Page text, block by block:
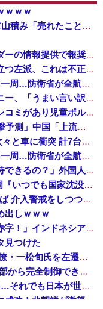
ｗｗｗ
中国、止められないEV製造 売れず在庫山積み「売れたこと」にして補助金を騙し取る事案を思いつきが横行
メキシコ最大級の麻薬カルテルのリーダーの情報提供で報奨金約39億円！
高市首相への賛同コメントの多さに苛立つ左派、これは不正工作に違いない！と確信してしまった結果……
中国とロシア海軍艦艇4隻が日本列島を一周…防衛省が全航路を公開！
辺野古の防犯カメラ画像を見た玉城デニー、「うまい言い訳が思いつかなかったからそれかよ」と有権者を呆れさせるコメントを……
小学校講師、とんでもない所からのタレコミがあり児童ポルノ禁止法違反で逮捕
中国「台風接近！」台風13号「三峡直撃予測」中国「上流大洪水！（三峡上流」中国都市「8/5の映像（動画」三峡ダム「緊急放流（決壊危機」中国「下流大水害（震え声」→
韓国人インフルエンサー(49)、日本で次々と車に衝突 計7台巻き込み 八王子
中国とロシア海軍艦艇4隻が日本列島を一周…防衛省が全航路を公開！
「あきれてモノが言えない」「国を維持できるの？」外国人の永住許可要件の厳格化で在日中国人の本音は？
【速報】 中露の武装軍艦4隻が日本一周『いつでも国家沈没させられるぞ』
【為替相場】 ドル円は1ドル158円台半ば 介入警戒をしつつ円売りが続行
出しｗｗｗ
インドネシア「高速鉄道！」中国「大赤字！」インドネシア「運営会社の株式購入！（負債対策」中国「はい（巨額負債」インドネシア「700km延伸計画！（実質中止」→
見つけた
【速報】 高市政権、エース級の財務官僚・一松旬氏を左遷「彼は協力的でなかった」財務省の言いなりではないことが判明
中国製ルーター20機種にバックドア 外部から完全制御できる機能が仕込まれていた
石油もない、鉄もない、国土の7割は山…それでも日本が世界屈指の経済大国になれた「勤勉さ」以外の勝因！